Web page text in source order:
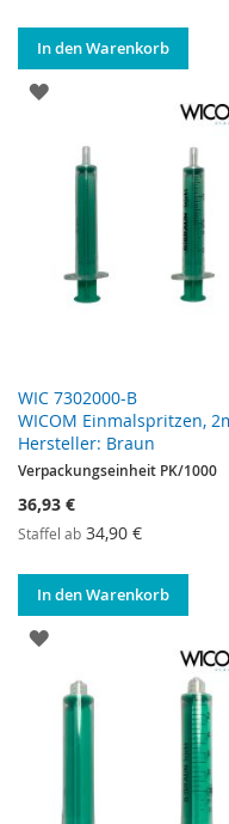
In den Warenkorb
WIC 7302000-B
WICOM Einmalspritzen,
Hersteller: Braun
ZUR WUNSCHLISTE
Verpackungseinheit PK/1000
36,93 €
Staffel ab 34,90 €
In den Warenkorb
ZUR WUNSCHLISTE